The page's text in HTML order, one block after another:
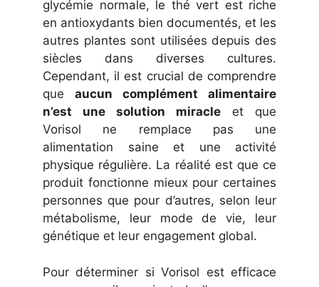
glycémie normale, le thé vert est riche
en antioxydants bien documentés, et les
autres plantes sont utilisées depuis des
siècles dans diverses cultures.
Cependant, il est crucial de comprendre
que aucun complément alimentaire
n’est une solution miracle et que
Vorisol ne remplace pas une
alimentation saine et une activité
physique régulière. La réalité est que ce
produit fonctionne mieux pour certaines
personnes que pour d’autres, selon leur
métabolisme, leur mode de vie, leur
génétique et leur engagement global.
Pour déterminer si Vorisol est efficace